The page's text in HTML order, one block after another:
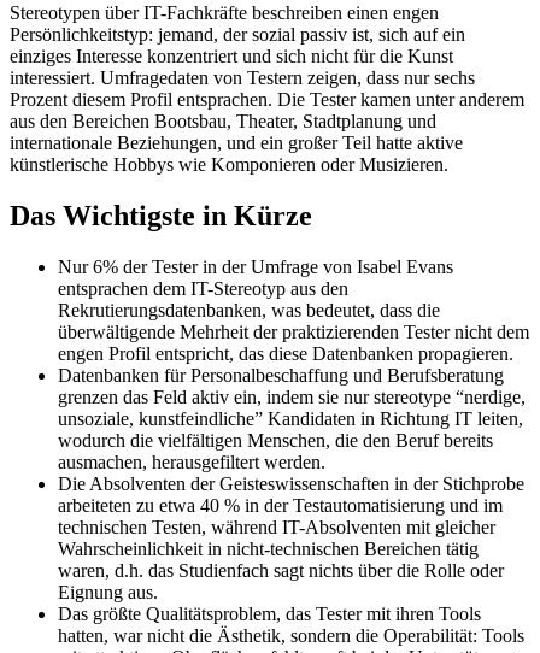
Stereotypen über IT-Fachkräfte beschreiben einen engen
Persönlichkeitstyp: jemand, der sozial passiv ist, sich auf ein
einziges Interesse konzentriert und sich nicht für die Kunst
interessiert. Umfragedaten von Testern zeigen, dass nur sechs
Prozent diesem Profil entsprachen. Die Tester kamen unter anderem
aus den Bereichen Bootsbau, Theater, Stadtplanung und
internationale Beziehungen, und ein großer Teil hatte aktive
künstlerische Hobbys wie Komponieren oder Musizieren.
Das Wichtigste in Kürze
Nur 6% der Tester in der Umfrage von Isabel Evans
entsprachen dem IT-Stereotyp aus den
Rekrutierungsdatenbanken, was bedeutet, dass die
überwältigende Mehrheit der praktizierenden Tester nicht dem
engen Profil entspricht, das diese Datenbanken propagieren.
Datenbanken für Personalbeschaffung und Berufsberatung
grenzen das Feld aktiv ein, indem sie nur stereotype “nerdige,
unsoziale, kunstfeindliche” Kandidaten in Richtung IT leiten,
wodurch die vielfältigen Menschen, die den Beruf bereits
ausmachen, herausgefiltert werden.
Die Absolventen der Geisteswissenschaften in der Stichprobe
arbeiteten zu etwa 40 % in der Testautomatisierung und im
technischen Testen, während IT-Absolventen mit gleicher
Wahrscheinlichkeit in nicht-technischen Bereichen tätig
waren, d.h. das Studienfach sagt nichts über die Rolle oder
Eignung aus.
Das größte Qualitätsproblem, das Tester mit ihren Tools
hatten, war nicht die Ästhetik, sondern die Operabilität: Tools